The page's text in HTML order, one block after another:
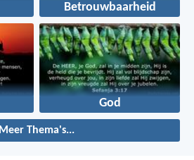
Betrouwbaarheid
God
Meer Thema's...